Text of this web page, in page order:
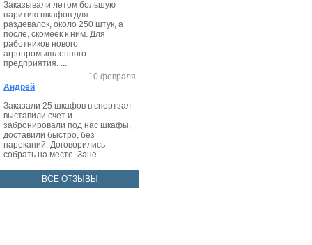
Заказывали летом большую
паритию шкафов для
раздевалок, около 250 штук, а
после, скомеек к ним. Для
работников нового
агропромышленного
предприятия. ...
Андрей
10 февраля
Заказали 25 шкафов в спортзал -
выставили счет и
забронировали под нас шкафы,
доставили быстро, без
нареканий. Договорились
собрать на месте. Зане...
ВСЕ ОТЗЫВЫ